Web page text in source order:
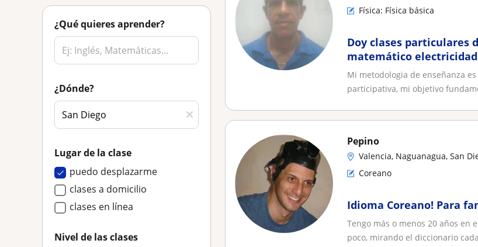
¿Qué quieres aprender?
¿Dónde?
Lugar de la clase
puedo desplazarme
clases a domicilio
clases en línea
Nivel de las clases
Física: Física básica
Doy clases particulares
matemático electricidad
por hora
Mi metodologia de enseñanza
participativa, mi objetivo
Pepino
Valencia, Naguanagua, San
Coreano
Idioma Coreano! Para
Tengo más o menos 20 años en
poco, mirando el diccionario